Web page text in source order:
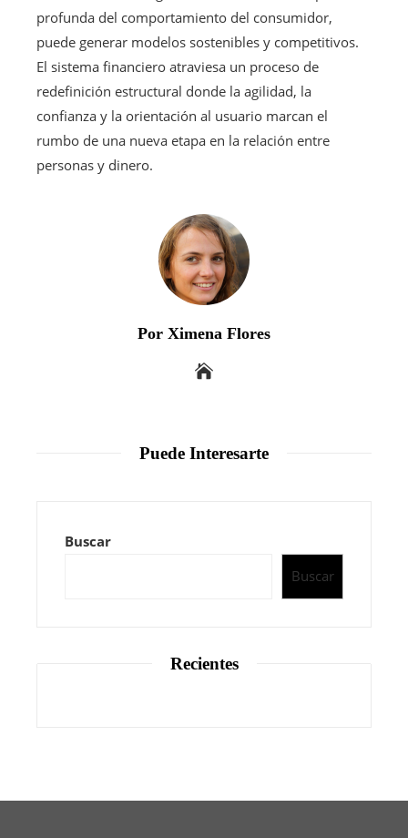
profunda del comportamiento del consumidor,
puede generar modelos sostenibles y competitivos.
El sistema financiero atraviesa un proceso de
redefinición estructural donde la agilidad, la
confianza y la orientación al usuario marcan el
rumbo de una nueva etapa en la relación entre
personas y dinero.
Por Ximena Flores
Puede Interesarte
Buscar
Buscar
Recientes